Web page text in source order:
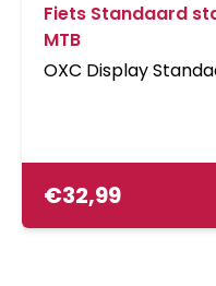
Fiets Standaard
MTB
OXC Display
€32,99